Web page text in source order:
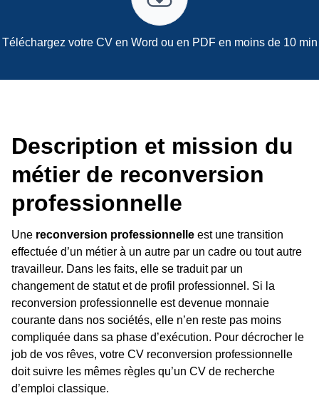
Téléchargez votre CV en Word ou en PDF en moins de 10 min
Description et mission du
métier de reconversion
professionnelle
Une reconversion professionnelle est une transition
effectuée d’un métier à un autre par un cadre ou tout autre
travailleur. Dans les faits, elle se traduit par un
changement de statut et de profil professionnel. Si la
reconversion professionnelle est devenue monnaie
courante dans nos sociétés, elle n’en reste pas moins
compliquée dans sa phase d’exécution. Pour décrocher le
job de vos rêves, votre CV reconversion professionnelle
doit suivre les mêmes règles qu’un CV de recherche
d’emploi classique.